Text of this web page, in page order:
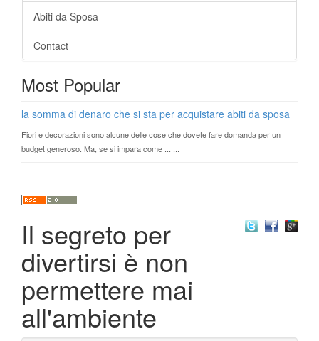
Abiti da Sposa
Contact
Most Popular
la somma di denaro che si sta per acquistare abiti da sposa
Fiori e decorazioni sono alcune delle cose che dovete fare domanda per un
budget generoso. Ma, se si impara come ... ...
Il segreto per
divertirsi è non
permettere mai
all'ambiente